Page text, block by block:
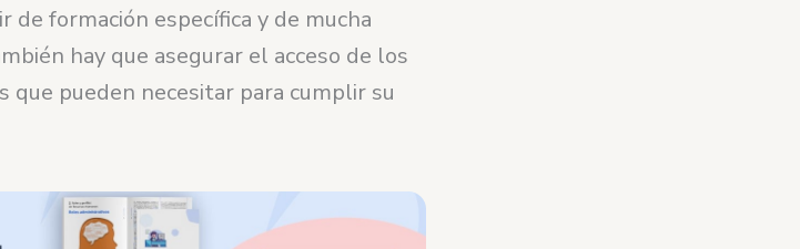
de formación específica y de mucha
hay que asegurar el acceso de los
pueden necesitar para cumplir su